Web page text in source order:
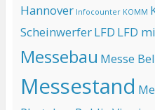
Hannover Infocounter KOMM
ScheinwerferLFD LFD
Messebau Messe
Messestand